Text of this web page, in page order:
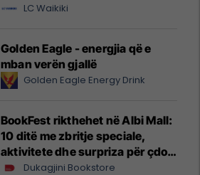
LC Waikiki
Golden Eagle - energjia që e
mban verën gjallë
Golden Eagle Energy Drink
BookFest rikthehet në Albi Mall:
10 ditë me zbritje speciale,
aktivitete dhe surpriza për çdo
lexuesDukagjini Bookstore